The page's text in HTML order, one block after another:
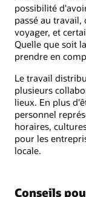
possibilité
passé au
voyager, et
Quelle que soit
prendre en
Le travail
plusieurs
lieux. En plus
personnel
horaires,
pour les
locale.
Conseils